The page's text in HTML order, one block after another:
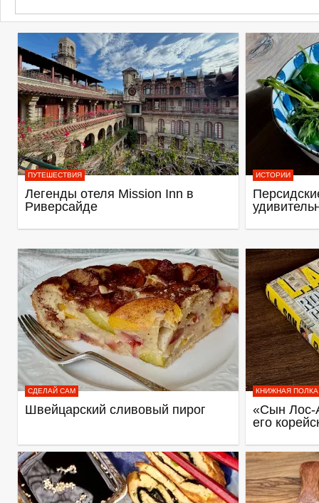
ПУТЕШЕСТВИЯ
Легенды отеля Mission Inn в
Риверсайде
ИСТОРИИ
СДЕЛАЙ САМ
Швейцарский сливовый пирог
КНИЖНАЯ ПОЛКА
«Сын Лос-
его